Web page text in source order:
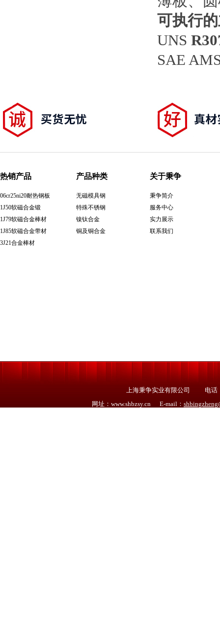
​3J21合金棒材
可执行
UNS
SAE
热销产品
06cr25ni20耐热钢板
​1J50软磁合金锻
1J79软磁合金棒材
1J85软磁合金带材
​3J21合金棒材
产品种类
无磁模具钢
特殊不锈钢
镍钛合金
铜及铜合金
关于秉争
秉争简介
服务中心
实力展示
联系我们
上海秉争实业有限公司 电话
网址：www.shbzsy.cn E-mail：